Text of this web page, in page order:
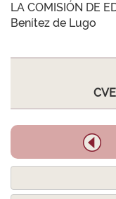
LA COMISIÓN DE
Benítez de Lugo